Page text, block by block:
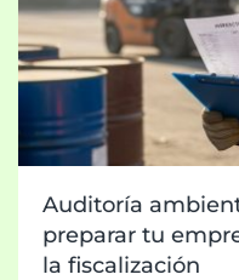
Auditoría
preparar tu
la fiscalización